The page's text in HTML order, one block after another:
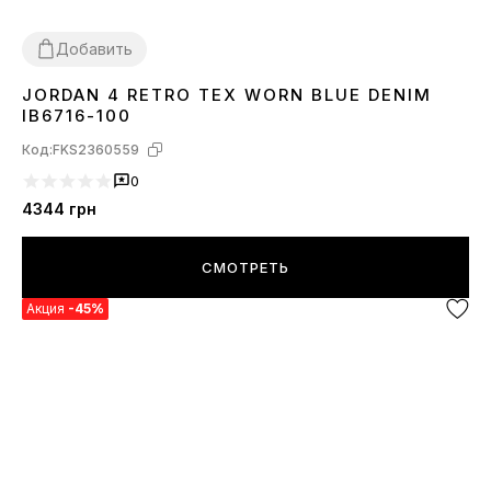
Добавить
36373839404142 4344 45
JORDAN 4 RETRO TEX WORN BLUE DENIM
IB6716-100
Код:FKS2360559
0
4344 грн
СМОТРЕТЬ
Акция -45%